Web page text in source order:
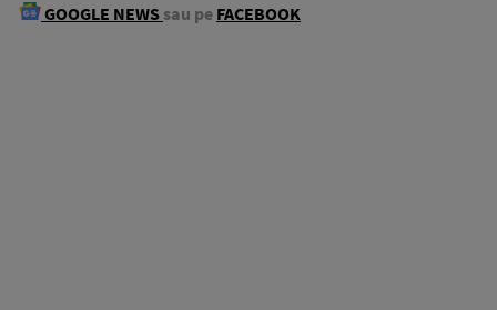
GOOGLE NEWS sau pe FACEBOOK